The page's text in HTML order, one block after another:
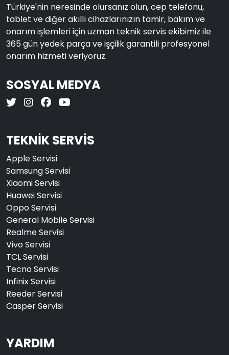
Türkiye'nin neresinde olursanız olun, cep telefonu,
tablet ve diğer akıllı cihazlarınızın tamir, bakım ve
onarım işlemleri için uzman teknik servis ekibimiz ile
365 gün yedek parça ve işçilik garantili profesyonel
onarım hizmeti veriyoruz.
SOSYAL MEDYA
TEKNİK SERVİS
Apple Servisi
Samsung Servisi
Xiaomi Servisi
Huawei Servisi
Oppo Servisi
General Mobile Servisi
Realme Servisi
Vivo Servisi
TCL Servisi
Tecno Servisi
Infinix Servisi
Reeder Servisi
Casper Servisi
YARDIM